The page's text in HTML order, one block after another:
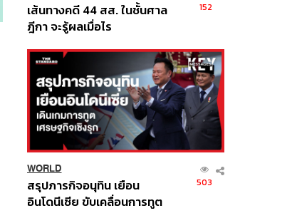
เส้นทางคดี 44 สส. ในชั้นศาล
ฎีกา จะรู้ผลเมื่อไร
152
WORLD
สรุปภารกิจอนุทิน เยือน
อินโดนีเซีย ขับเคลื่อนการทูต
503